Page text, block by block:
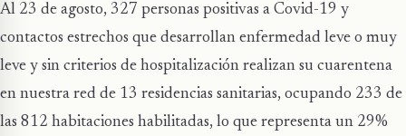
Al 23 de agosto, 327 personas positivas a Covid-19 y
contactos estrechos que desarrollan enfermedad leve o muy
leve y sin criterios de hospitalización realizan su cuarentena
en nuestra red de 13 residencias sanitarias, ocupando 233 de
las 812 habitaciones habilitadas, lo que representa un 29%